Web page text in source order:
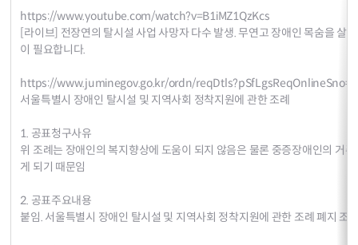
https://www.youtube.com/watch?v=B1iMZ1QzKcs
[라이브] 전장연의 탈시설 사업 사망자 다수 발생. 무연고 장애인 목숨을 살
이 필요합니다.
https://www.juminegov.go.kr/ordn/
서울특별시 장애인 탈시설 및 지역사회 정착지원에 관한 조례
1. 공표청구사유
위 조례는 장애인의 복지향상에 도움이 되지 않음은 물론 중증장애인의 거
게 되기 때문임
2. 공표주요내용
붙임. 서울특별시 장애인 탈시설 및 지역사회 정착지원에 관한 조례 폐지 조